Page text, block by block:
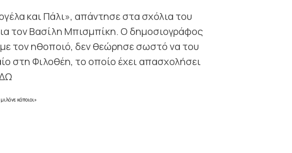
και Πάλι», απάντησε στα σχόλια του
τον Βασίλη Μπισμπίκη. Ο δημοσιογράφος
τον ηθοποιό, δεν θεώρησε σωστό να του
στη Φιλοθέη, το οποίο έχει απασχολήσει